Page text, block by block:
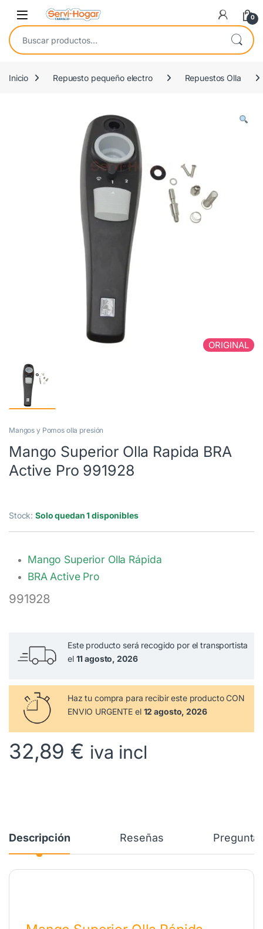
Saltar a navegación
saltar al contenido
Open 0
Buscar por:
Inicio Repuesto pequeño electro Repuestos Olla
ORIGINAL
Mangos y Pomos olla presión
Mango Superior Olla Rapida BRA
Active Pro 991928
Stock:Solo quedan 1 disponibles
Mango Superior Olla Rápida
BRA Active Pro
991928
Este producto será recogido por el transportista
el 11 agosto, 2026
Haz tu compra para recibir este producto CON
ENVIO URGENTE el 12 agosto, 2026
32,89 € iva incl
Descripción Reseñas